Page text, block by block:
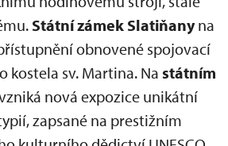
Státní zámek Slatiňanyna
obnovené spojovací
kostela sv. Martina. Na státním
nová expozice unikátní
zapsané na prestižním